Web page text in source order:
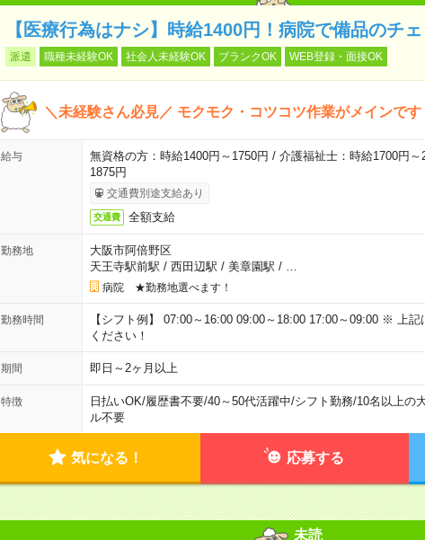
【医療行為はナシ】時給1400円！病院で備品のチ
派遣 職種未経験OK 社会人未経験OK ブランクOK WEB登録・面接OK
＼未経験さん必見／ モクモク・コツコツ作業がメインで
給与
無資格の方：時給1400円～1750円 / 介護福祉士：時給1700円
1875円
交通費別途支給あり
交通費 全額支給
勤務地
大阪市阿倍野区
天王寺駅前駅 / 西田辺駅 / 美章園駅 /
病院 ★勤務地選べます！
勤務時間
【シフト例】 07:00～16:00 09:00～18:00 17:00～09:00 ※ 上
ください！
期間 即日～2ヶ月以上
特徴 日払いOK/履歴書不要/40～50代活躍中/シフト勤務/10名以上の
ル不要
気になる！ 応募する
未読